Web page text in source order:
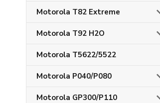
Motorola T82 Extreme
Motorola T92 H2O
Motorola T5622/5522
Motorola P040/P080
Motorola GP300/P110